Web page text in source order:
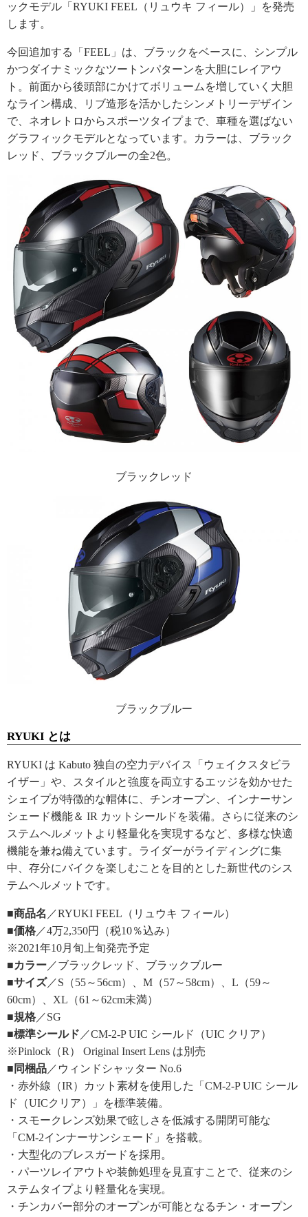
ックモデル「RYUKI FEEL（リュウキ フィール）」を発売
します。
今回追加する「FEEL」は、ブラックをベースに、シンプル
かつダイナミックなツートンパターンを大胆にレイアウ
ト。前面から後頭部にかけてボリュームを増していく大胆
なライン構成、リブ造形を活かしたシンメトリーデザイン
で、ネオレトロからスポーツタイプまで、車種を選ばない
グラフィックモデルとなっています。カラーは、ブラック
レッド、ブラックブルーの全2色。
ブラックレッド
ブラックブルー
RYUKI とは
RYUKI は Kabuto 独自の空力デバイス「ウェイクスタビラ
イザー」や、スタイルと強度を両立するエッジを効かせた
シェイプが特徴的な帽体に、チンオープン、インナーサン
シェード機能＆ IR カットシールドを装備。さらに従来のシ
ステムヘルメットより軽量化を実現するなど、多様な快適
機能を兼ね備えています。ライダーがライディングに集
中、存分にバイクを楽しむことを目的とした新世代のシス
テムヘルメットです。
■商品名 ／RYUKI FEEL（リュウキ フィール）
■価格 ／4万2,350円（税10％込み）
※2021年10月旬上旬発売予定
■カラー ／ブラックレッド、ブラックブルー
■サイズ／S（55～56cm）、M（57～58cm）、L（59～
60cm）、XL（61～62cm未満）
■規格 ／SG
■標準シールド ／CM-2-P UIC シールド（UIC クリア）
※Pinlock（R） Original Insert Lens は別売
■同梱品 ／ウィンドシャッター No.6
・赤外線（IR）カット素材を使用した「CM-2-P UIC シール
ド（UICクリア）」を標準装備。
・スモークレンズ効果で眩しさを低減する開閉可能な
「CM-2インナーサンシェード」を搭載。
・大型化のブレスガードを採用。
・パーツレイアウトや装飾処理を見直すことで、従来のシ
ステムタイプより軽量化を実現。
・チンカバー部分のオープンが可能となるチン・オープン